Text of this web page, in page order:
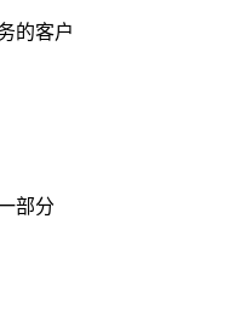
的客户
部分